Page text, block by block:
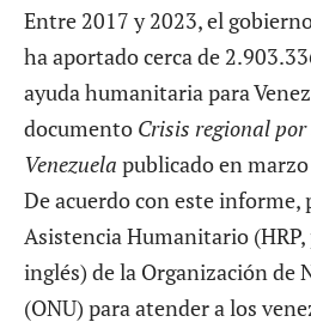
Entre 2017 y 2023, el
ha aportado cerca de
ayuda humanitaria para
documento Crisis regional
Venezuela publicado en
De acuerdo con este informe,
Asistencia Humanitario (HRP,
inglés) de la Organización de
(ONU) para atender a los